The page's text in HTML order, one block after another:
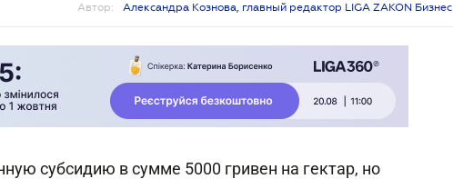
Автор: Александра Кознова, главный редактор LIGA ZAKON Бизнес
субсидию в сумме 5000 гривен на гектар, но